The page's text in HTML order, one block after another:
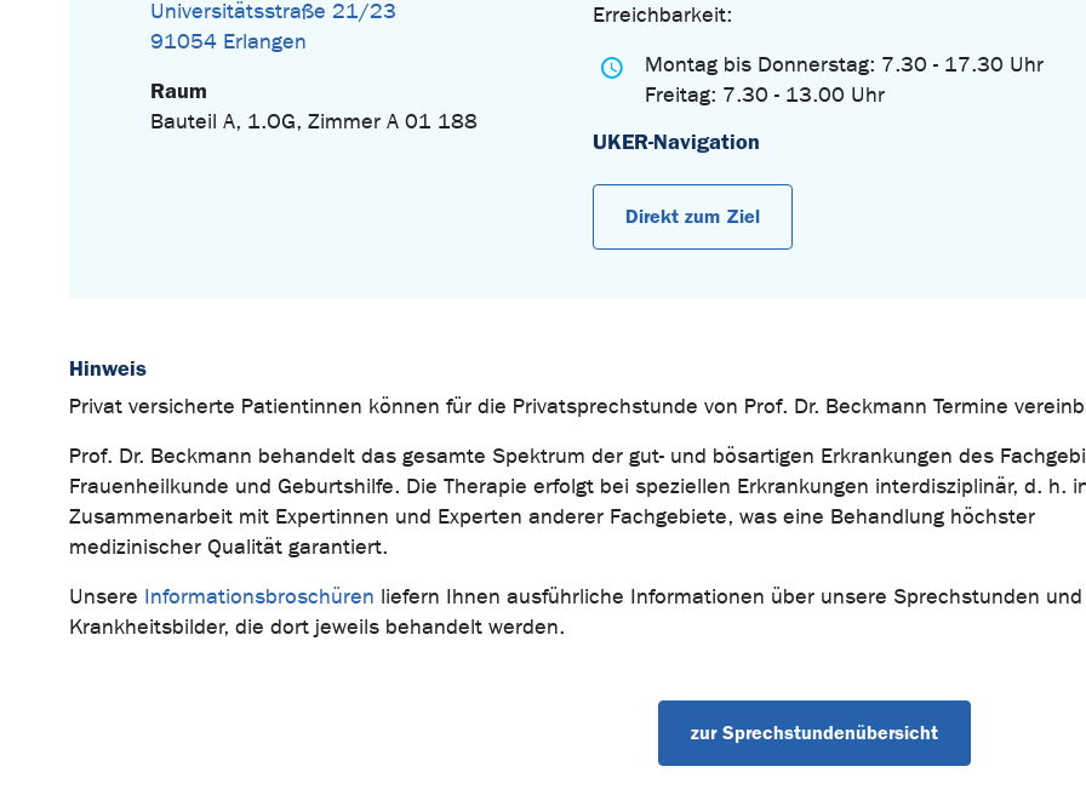
Universitätsstraße 21/23
91054 Erlangen
Raum
Bauteil A, 1.OG, Zimmer A 01 188
Erreichbarkeit:
Montag bis Donnerstag: 7.30 - 17.30 Uhr
Freitag: 7.30 - 13.00 Uhr
UKER-Navigation
Direkt zum Ziel
Hinweis
Privat versicherte Patientinnen können für die Privatsprechstunde von Prof. Dr. Beckmann Termine
Prof. Dr. Beckmann behandelt das gesamte Spektrum der gut- und bösartigen Erkrankungen des
Frauenheilkunde und Geburtshilfe. Die Therapie erfolgt bei speziellen Erkrankungen interdisziplinär, d. h.
Zusammenarbeit mit Expertinnen und Experten anderer Fachgebiete, was eine Behandlung höchster
medizinischer Qualität garantiert.
Unsere Informationsbroschüren liefern Ihnen ausführliche Informationen über unsere Sprechstunden
Krankheitsbilder, die dort jeweils behandelt werden.
zur Sprechstundenübersicht